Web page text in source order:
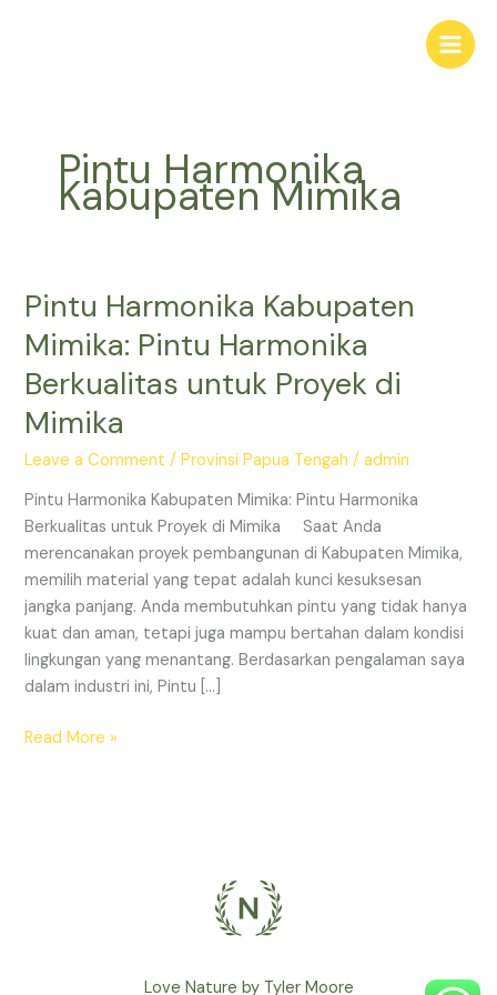
Main
Pintu Harmonika
Kabupaten Mimika
Pintu Harmonika Kabupaten
Mimika: Pintu Harmonika
Berkualitas untuk Proyek di
Mimika
Leave a Comment /Provinsi Papua Tengah /admin
Pintu Harmonika Kabupaten Mimika: Pintu Harmonika
Berkualitas untuk Proyek di Mimika Saat Anda
merencanakan proyek pembangunan di Kabupaten Mimika,
memilih material yang tepat adalah kunci kesuksesan
jangka panjang. Anda membutuhkan pintu yang tidak hanya
kuat dan aman, tetapi juga mampu bertahan dalam kondisi
lingkungan yang menantang. Berdasarkan pengalaman saya
dalam industri ini, Pintu […]
Pintu
Kabupaten
Mimika:
Harmonika
Berkualitas
Proyek
di
Mimika
Read More »
Love Nature by Tyler Moore